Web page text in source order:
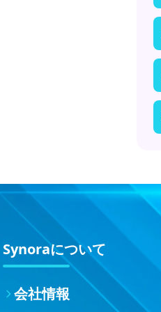
Synoraについて
会社情報